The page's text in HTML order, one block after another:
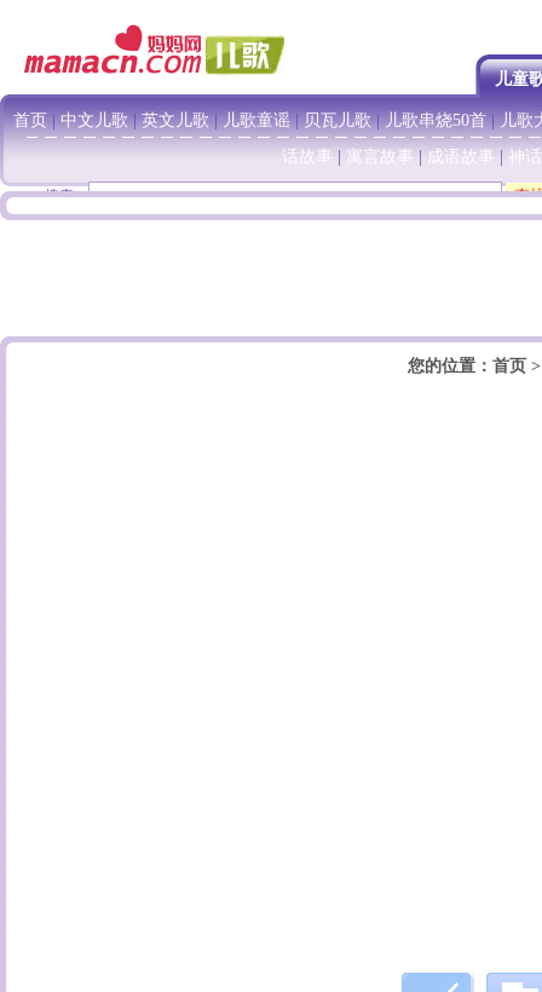
儿童
首页|中文儿歌|英文儿歌|儿歌童谣|贝瓦儿歌|儿歌串烧50首|儿歌
话故事
寓言故事 成语故事 神
搜索：
您的位置： 首页